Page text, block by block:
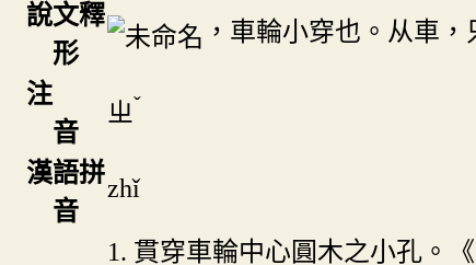
說文釋
形
，車輪小穿也。从車，
注
音
ㄓˇ
漢語拼
音
zhǐ
1. 貫穿車輪中心圓木之小孔。